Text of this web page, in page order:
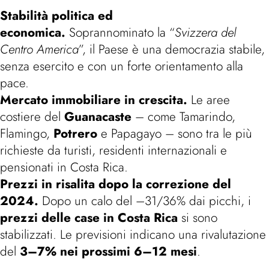
Stabilità politica ed
economica. Soprannominato la “Svizzera del
Centro America”, il Paese è una democrazia stabile,
senza esercito e con un forte orientamento alla
pace.
Mercato immobiliare in crescita. Le aree
costiere del Guanacaste – come Tamarindo,
Flamingo, Potrero e Papagayo – sono tra le più
richieste da turisti, residenti internazionali e
pensionati in Costa Rica.
Prezzi in risalita dopo la correzione del
2024. Dopo un calo del –31/36% dai picchi, i
prezzi delle case in Costa Rica si sono
stabilizzati. Le previsioni indicano una rivalutazione
del 3–7% nei prossimi 6–12 mesi.